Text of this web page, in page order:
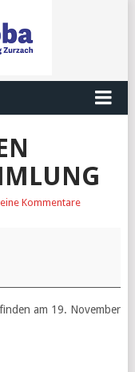
Kommentare
am 19. November